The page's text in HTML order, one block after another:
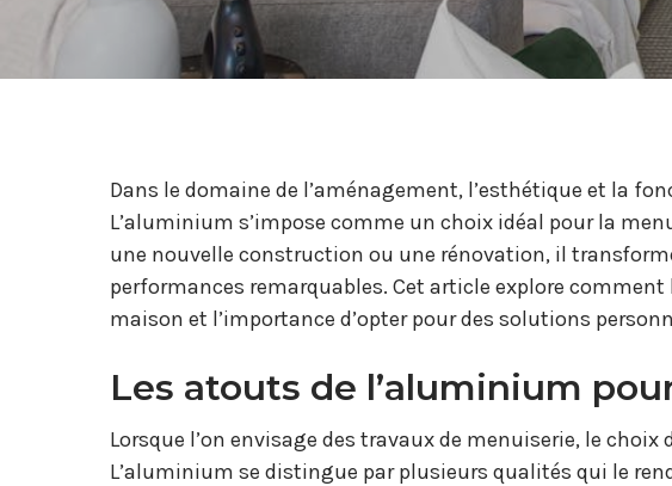
Dans le domaine de l’aménagement, l’esthétique et la
L’aluminium s’impose comme un choix idéal pour la
une nouvelle construction ou une rénovation, il
performances remarquables. Cet article explore
maison et l’importance d’opter pour des solutions
Les atouts de l’aluminium
Lorsque l’on envisage des travaux de menuiserie, le
L’aluminium se distingue par plusieurs qualités qui le